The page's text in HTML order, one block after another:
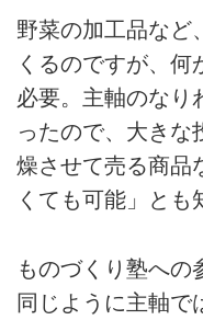
野菜の加工品など
くるのですが、
必要。主軸のなり
ったので、大きな
燥させて売る商品
くても可能」とも
ものづくり塾への
同じように主軸で